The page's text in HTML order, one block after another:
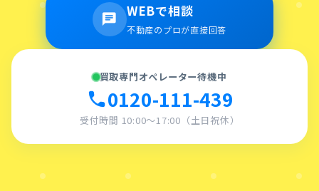
chat WEBで相談
不動産のプロが直接回答
買取専門オペレーター待機中
call0120-111-439
受付時間 10:00〜17:00（土日祝休）